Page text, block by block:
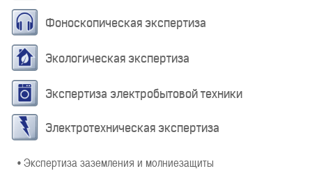
Фоноскопическая экспертиза
Экологическая экспертиза
Экспертиза электробытовой техники
Электротехническая экспертиза
• Экспертиза заземления и молниезащиты